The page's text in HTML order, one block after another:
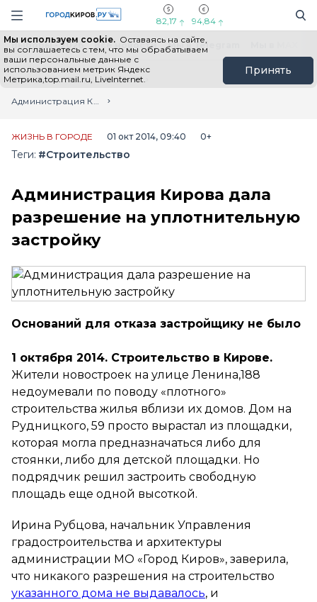
Навигация сайта
82,17 94,84
Мы используем cookie. Оставаясь на сайте,
вы соглашаетесь с тем, что мы обрабатываем
ваши персональные данные с
использованием метрик Яндекс
Метрика,top.mail.ru, LiveInternet.
Принять
Выборы - 2026 Все новости Мы в Telegram
Главная
Лента новостей
Администрация Кирова дала разрешение на уплотнительную застройку
ЖИЗНЬ В ГОРОДЕ 01 окт 2014, 09:40 0+
Теги: #Строительство
Администрация Кирова дала
разрешение на уплотнительную
застройку
Оснований для отказа застройщику не было
1 октября 2014. Строительство в Кирове.
Жители новостроек на улице Ленина,188
недоумевали по поводу «плотного»
строительства жилья вблизи их домов. Дом на
Рудницкого, 59 просто вырастал из площадки,
которая могла предназначаться либо для
стоянки, либо для детской площадки. Но
подрядчик решил застроить свободную
площадь еще одной высоткой.
Ирина Рубцова, начальник Управления
градостроительства и архитектуры
администрации МО «Город Киров», заверила,
что никакого разрешения на строительство
указанного дома не выдавалось, и